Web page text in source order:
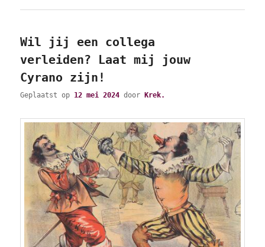
Wil jij een collega
verleiden? Laat mij jouw
Cyrano zijn!
Geplaatst op 12 mei 2024 door Krek.